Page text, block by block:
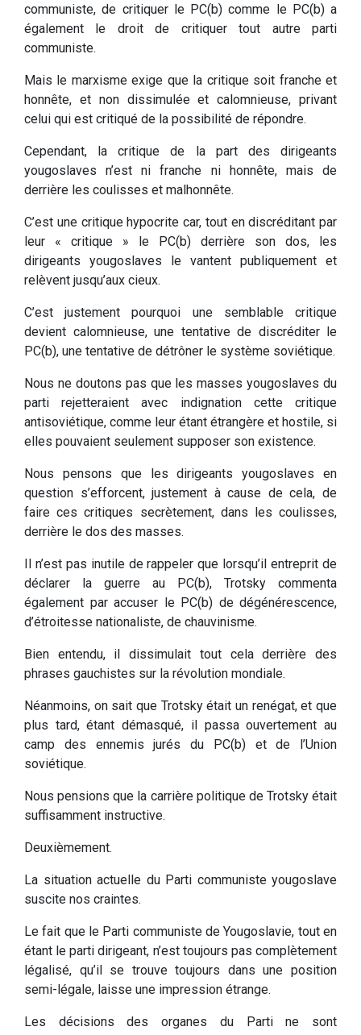
communiste, de critiquer le PC(b) comme le PC(b) a
également le droit de critiquer tout autre parti
communiste.
Mais le marxisme exige que la critique soit franche et
honnête, et non dissimulée et calomnieuse, privant
celui qui est critiqué de la possibilité de répondre.
Cependant, la critique de la part des dirigeants
yougoslaves n’est ni franche ni honnête, mais de
derrière les coulisses et malhonnête.
C’est une critique hypocrite car, tout en discréditant par
leur « critique » le PC(b) derrière son dos, les
dirigeants yougoslaves le vantent publiquement et
relèvent jusqu’aux cieux.
C’est justement pourquoi une semblable critique
devient calomnieuse, une tentative de discréditer le
PC(b), une tentative de détrôner le système soviétique.
Nous ne doutons pas que les masses yougoslaves du
parti rejetteraient avec indignation cette critique
antisoviétique, comme leur étant étrangère et hostile, si
elles pouvaient seulement supposer son existence.
Nous pensons que les dirigeants yougoslaves en
question s’efforcent, justement à cause de cela, de
faire ces critiques secrètement, dans les coulisses,
derrière le dos des masses.
Il n’est pas inutile de rappeler que lorsqu’il entreprit de
déclarer la guerre au PC(b), Trotsky commenta
également par accuser le PC(b) de dégénérescence,
d’étroitesse nationaliste, de chauvinisme.
Bien entendu, il dissimulait tout cela derrière des
phrases gauchistes sur la révolution mondiale.
Néanmoins, on sait que Trotsky était un renégat, et que
plus tard, étant démasqué, il passa ouvertement au
camp des ennemis jurés du PC(b) et de l’Union
soviétique.
Nous pensions que la carrière politique de Trotsky était
suffisamment instructive.
Deuxièmement.
La situation actuelle du Parti communiste yougoslave
suscite nos craintes.
Le fait que le Parti communiste de Yougoslavie, tout en
étant le parti dirigeant, n’est toujours pas complètement
légalisé, qu’il se trouve toujours dans une position
semi-légale, laisse une impression étrange.
Les décisions des organes du Parti ne sont